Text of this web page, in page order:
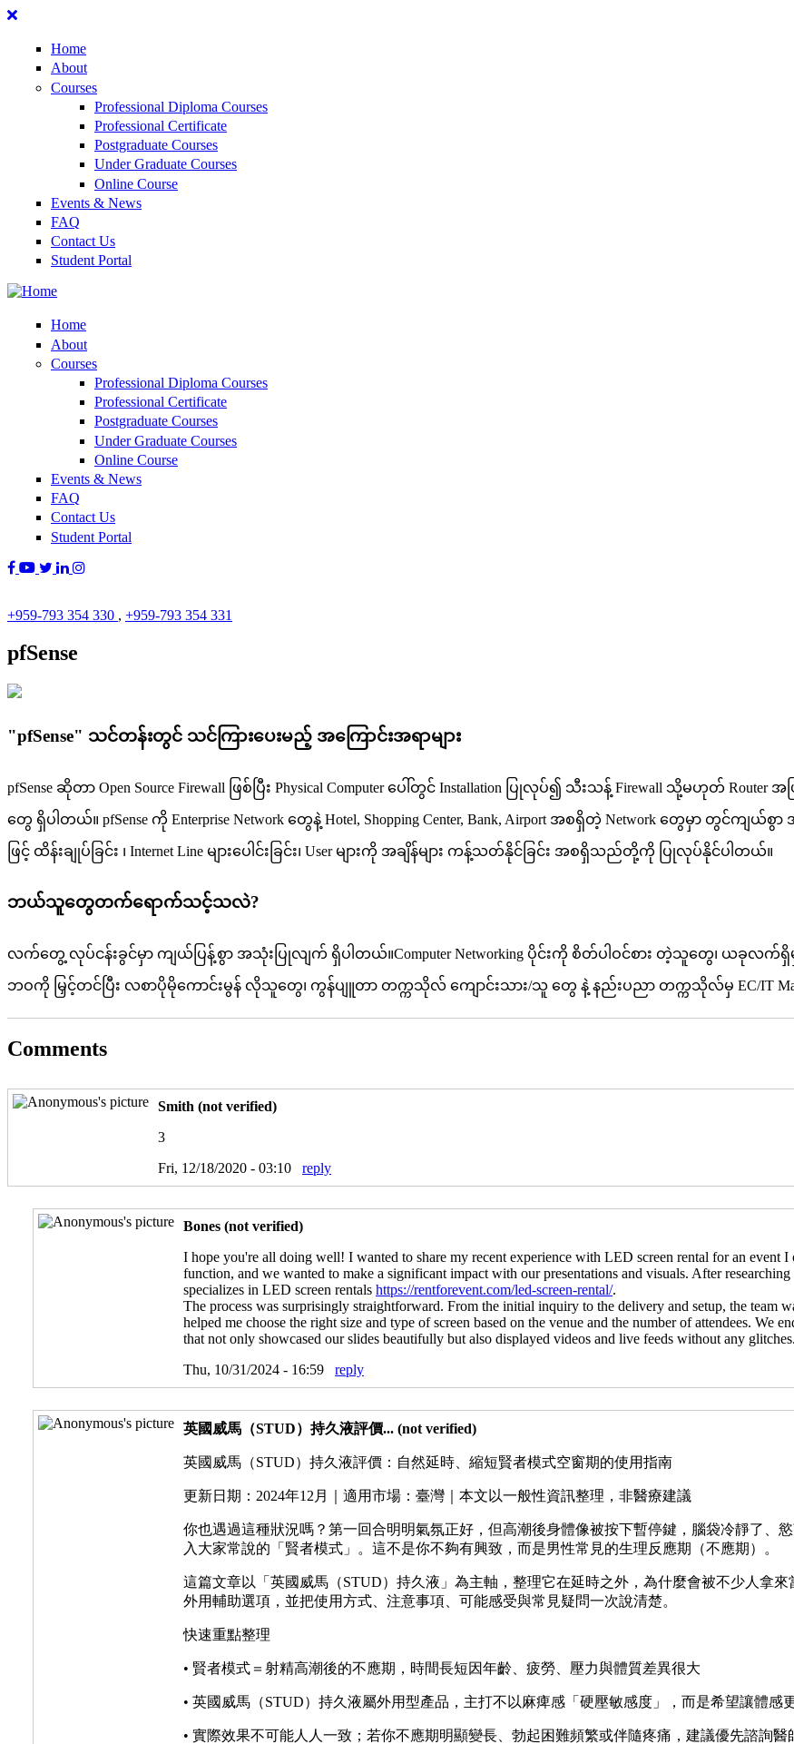
Home
About
Courses
Professional Diploma Courses
Professional Certificate
Postgraduate Courses
Under Graduate Courses
Online Course
Events & News
FAQ
Contact Us
Student Portal
Home
About
Courses
Professional Diploma Courses
Professional Certificate
Postgraduate Courses
Under Graduate Courses
Online Course
Events & News
FAQ
Contact Us
Student Portal
+959-793 354 330 , +959-793 354 331
pfSense
"pfSense" သင်တန်းတွင် သင်ကြားပေးမည့် အကြောင်းအရာများ
pfSense ဆိုတာ Open Source Firewall ဖြစ်ပြီး Physical Computer ပေါ်တွင် Installation ပြုလုပ်၍ သီးသန့် Firewall သို့မဟုတ်
တွေ ရှိပါတယ်။ pfSense ကို Enterprise Network တွေနဲ့ Hotel, Shopping Center, Bank, Airport အစရှိတဲ့ Network တွေမှာ တွင်ကျယ်စွာ
ဖြင့် ထိန်းချုပ်ခြင်း ၊ Internet Line များပေါင်းခြင်း၊ User များကို အချိန်များ ကန့်သတ်နိုင်ခြင်း အစရှိသည်တို့ကို ပြုလုပ်နိုင်ပါတယ်။
ဘယ်သူတွေတက်ရောက်သင့်သလဲ?
လက်တွေ့ လုပ်ငန်းခွင်မှာ ကျယ်ပြန့်စွာ အသုံးပြုလျက် ရှိပါတယ်။Computer Networking ပိုင်းကို စိတ်ပါဝင်စား တဲ့သူတွေ၊ ယခုလက်ရှိမှာ
ဘဝကို မြှင့်တင်ပြီး လစာပိုမိုကောင်းမွန် လိုသူတွေ၊ ကွန်ပျူတာ တက္ကသိုလ် ကျောင်းသား/သူ တွေ နဲ့ နည်းပညာ တက္ကသိုလ်မှ EC/IT
Comments
Smith (not verified)
3
Fri, 12/18/2020 - 03:10
reply
Bones (not verified)
I hope you're all doing well! I wanted to share my recent experience with LED screen rental for an event I
function, and we wanted to make a significant impact with our presentations and visuals. After
specializes in LED screen rentals https://rentforevent.com/led-screen-rental/.
The process was surprisingly straightforward. From the initial inquiry to the delivery and setup, the team
helped me choose the right size and type of screen based on the venue and the number of attendees. We
that not only showcased our slides beautifully but also displayed videos and live feeds without any glitches.
Thu, 10/31/2024 - 16:59
reply
英國威馬（STUD）持久液評價... (not verified)
英國威馬（STUD）持久液評價：自然延時、縮短賢者模式空窗期的使用指南
更新日期：2024年12月｜適用市場：臺灣｜本文以一般性資訊整理，非醫療建議
你也遇過這種狀況嗎？第一回合明明氣氛正好，但高潮後身體像被按下暫停鍵，腦袋冷靜了、
入大家常說的「賢者模式」。這不是你不夠有興致，而是男性常見的生理反應期（不應期）。
這篇文章以「英國威馬（STUD）持久液」為主軸，整理它在延時之外，為什麼會被不少人拿
外用輔助選項，並把使用方式、注意事項、可能感受與常見疑問一次說清楚。
快速重點整理
• 賢者模式＝射精高潮後的不應期，時間長短因年齡、疲勞、壓力與體質差異很大
• 英國威馬（STUD）持久液屬外用型產品，主打不以麻痺感「硬壓敏感度」，而是希望讓體感
• 實際效果不可能人人一致；若你不應期明顯變長、勃起困難頻繁或伴隨疼痛，建議優先諮詢醫
Pages